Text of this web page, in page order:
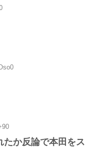
たか反論で本田をス